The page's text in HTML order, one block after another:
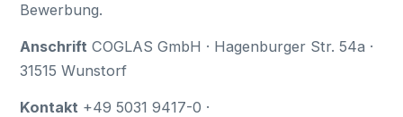
Bewerbung.
Anschrift COGLAS GmbH · Hagenburger Str. 54a ·
31515 Wunstorf
Kontakt +49 5031 9417-0 ·